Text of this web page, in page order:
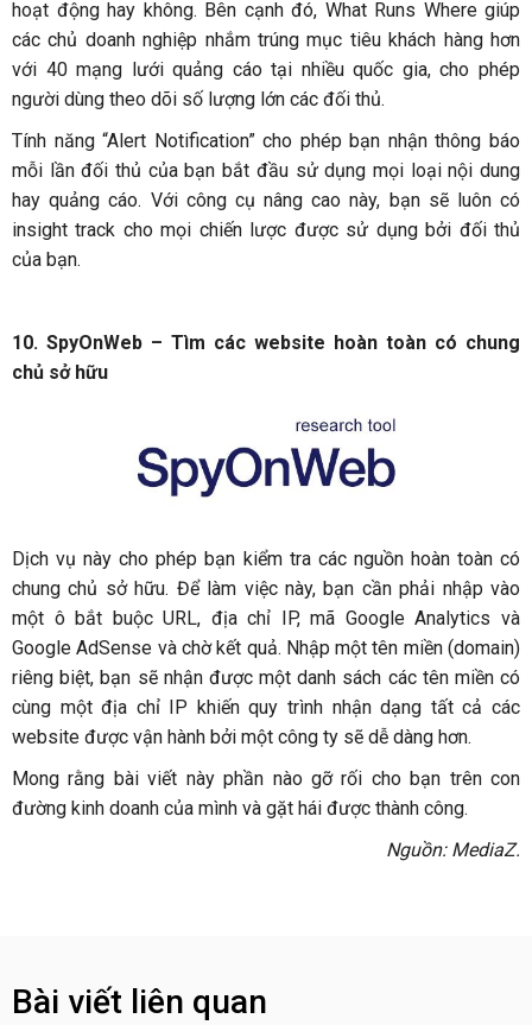
hoạt động hay không. Bên cạnh đó, What Runs Where giúp
các chủ doanh nghiệp nhắm trúng mục tiêu khách hàng hơn
với 40 mạng lưới quảng cáo tại nhiều quốc gia, cho phép
người dùng theo dõi số lượng lớn các đối thủ.
Tính năng “Alert Notification” cho phép bạn nhận thông báo
mỗi lần đối thủ của bạn bắt đầu sử dụng mọi loại nội dung
hay quảng cáo. Với công cụ nâng cao này, bạn sẽ luôn có
insight track cho mọi chiến lược được sử dụng bởi đối thủ
của bạn.
10. SpyOnWeb – Tìm các website hoàn toàn có chung
chủ sở hữu
Dịch vụ này cho phép bạn kiểm tra các nguồn hoàn toàn có
chung chủ sở hữu. Để làm việc này, bạn cần phải nhập vào
một ô bắt buộc URL, địa chỉ IP, mã Google Analytics và
Google AdSense và chờ kết quả. Nhập một tên miền (domain)
riêng biệt, bạn sẽ nhận được một danh sách các tên miền có
cùng một địa chỉ IP khiến quy trình nhận dạng tất cả các
website được vận hành bởi một công ty sẽ dễ dàng hơn.
Mong rằng bài viết này phần nào gỡ rối cho bạn trên con
đường kinh doanh của mình và gặt hái được thành công.
Nguồn: MediaZ.
Bài viết liên quan